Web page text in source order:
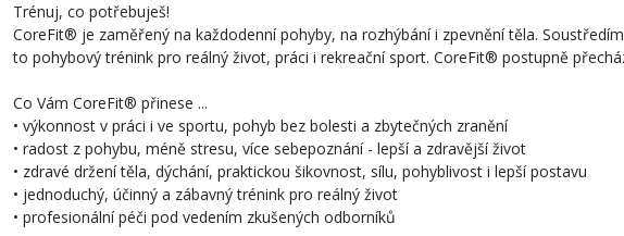
Trénuj, co potřebuješ!
CoreFit® je zaměřený na každodenní pohyby, na rozhýbání i zpevnění těla.
to pohybový trénink pro reálný život, práci i rekreační sport. CoreFit® postupně
Co Vám CoreFit® přinese ...
• výkonnost v práci i ve sportu, pohyb bez bolesti a zbytečných zranění
• radost z pohybu, méně stresu, více sebepoznání - lepší a zdravější život
• zdravé držení těla, dýchání, praktickou šikovnost, sílu, pohyblivost i lepší postavu
• jednoduchý, účinný a zábavný trénink pro reálný život
• profesionální péči pod vedením zkušených odborníků